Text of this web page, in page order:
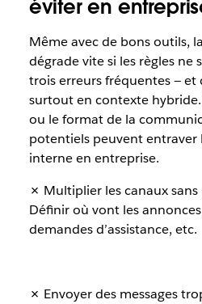
éviter en
Même avec de bons outils,
dégrade vite si les règles ne
trois erreurs fréquentes —
surtout en contexte hybride.
ou le format de la
potentiels peuvent
interne en entreprise.
✗ Multiplier les canaux
Définir où vont les
demandes d’assistance, etc.
✗ Envoyer des messages